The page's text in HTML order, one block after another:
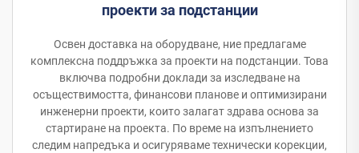
проекти за подстанции
Освен доставка на оборудване, ние предлагаме
комплексна поддръжка за проекти на подстанции. Това
включва подробни доклади за изследване на
осъществимостта, финансови планове и оптимизирани
инженерни проекти, които залагат здрава основа за
стартиране на проекта. По време на изпълнението
следим напредъка и осигуряваме технически корекции,